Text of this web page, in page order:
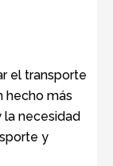
el transporte
hecho más
la necesidad
y